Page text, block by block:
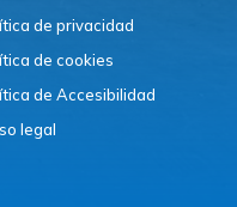
de privacidad
de cookies
de Accesibilidad
legal